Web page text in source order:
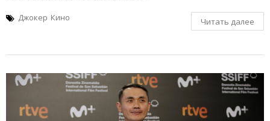
Джокер Кино Читать далее